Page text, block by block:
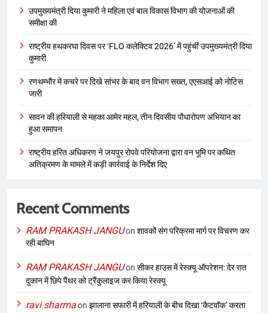
उपमुख्यमंत्री दिया कुमारी ने महिला एवं बाल विकास विभाग की योजनाओं की
समीक्षा की
राष्ट्रीय हथकरघा दिवस पर ‘FLO कलेक्टिव 2026’ में पहुंचीं उपमुख्यमंत्री दिया
कुमारी
रणथम्भौर में कचरे पर दिखे सांभर के बाद वन विभाग सख्त, एएसआई को नोटिस
जारी
सावन की हरियाली से महका आमेर महल, तीन दिवसीय पौधारोपण अभियान का
हुआ समापन
राष्ट्रीय हरित अधिकरण ने जयपुर रोपवे परियोजना द्वारा वन भूमि पर कथित
अतिक्रमण के मामले में कड़ी कार्रवाई के निर्देश दिए
Recent Comments
RAM PRAKASH JANGUon शावकों संग परिक्रमा मार्ग पर विचरण कर
रही बाघिन
RAM PRAKASH JANGUon सीकर हाउस में रेस्क्यू ऑपरेशन: देर रात
दुकान में छिपे पैंथर को ट्रैंकुलाइज कर किया रेस्क्यू
ravi sharmaon झालाना सफारी में हरियाली के बीच दिखा ‘कैटवॉक’ करता